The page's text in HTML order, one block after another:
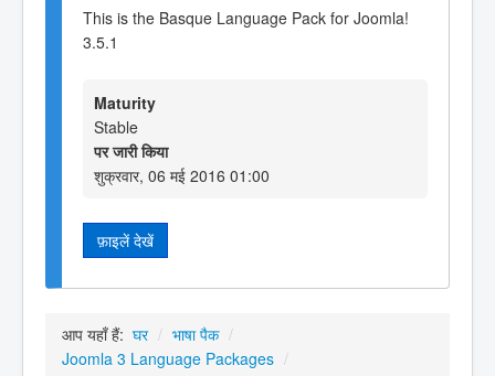
This is the Basque Language Pack for Joomla!
3.5.1
Maturity
Stable
पर जारी किया
शुक्रवार, 06 मई 2016 01:00
फ़ाइलें देखें
आप यहाँ हैं: घर / भाषा पैक /
Joomla 3 Language Packages /